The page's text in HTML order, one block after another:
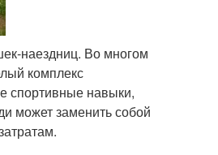
наездниц. Во многом
комплекс
спортивные навыки,
может заменить собой